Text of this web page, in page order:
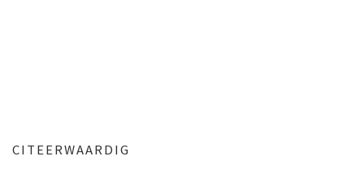
CITEERWAARDIG